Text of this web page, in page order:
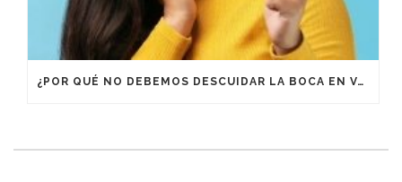
¿POR QUÉ NO DEBEMOS DESCUIDAR LA BOCA EN VACACIONES?